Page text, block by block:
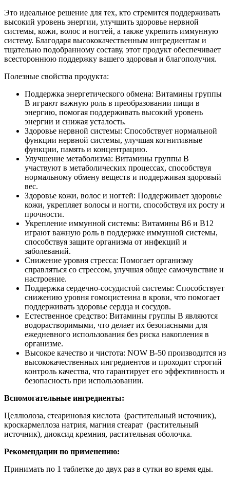
Это идеальное решение для тех, кто стремится поддерживать
высокий уровень энергии, улучшить здоровье нервной
системы, кожи, волос и ногтей, а также укрепить иммунную
систему. Благодаря высококачественным ингредиентам и
тщательно подобранному составу, этот продукт обеспечивает
всестороннюю поддержку вашего здоровья и благополучия.
Полезные свойства продукта:
Поддержка энергетического обмена: Витамины группы
B играют важную роль в преобразовании пищи в
энергию, помогая поддерживать высокий уровень
энергии и снижая усталость.
Здоровье нервной системы: Способствует нормальной
функции нервной системы, улучшая когнитивные
функции, память и концентрацию.
Улучшение метаболизма: Витамины группы B
участвуют в метаболических процессах, способствуя
нормальному обмену веществ и поддерживая здоровый
вес.
Здоровье кожи, волос и ногтей: Поддерживает здоровье
кожи, укрепляет волосы и ногти, способствуя их росту и
прочности.
Укрепление иммунной системы: Витамины B6 и B12
играют важную роль в поддержке иммунной системы,
способствуя защите организма от инфекций и
заболеваний.
Снижение уровня стресса: Помогает организму
справляться со стрессом, улучшая общее самочувствие и
настроение.
Поддержка сердечно-сосудистой системы: Способствует
снижению уровня гомоцистеина в крови, что помогает
поддерживать здоровье сердца и сосудов.
Естественное средство: Витамины группы B являются
водорастворимыми, что делает их безопасными для
ежедневного использования без риска накопления в
организме.
Высокое качество и чистота: NOW B-50 производится из
высококачественных ингредиентов и проходит строгий
контроль качества, что гарантирует его эффективность и
безопасность при использовании.
Вспомогательные ингредиенты:
Целлюлоза, стеариновая кислота (растительный источник),
кроскармеллоза натрия, магния стеарат (растительный
источник), диоксид кремния, растительная оболочка.
Рекомендации по применению:
Принимать по 1 таблетке до двух раз в сутки во время еды.